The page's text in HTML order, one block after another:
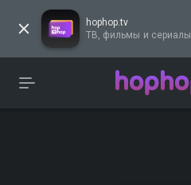
hophop.tv
ТВ, фильмы и сериалы